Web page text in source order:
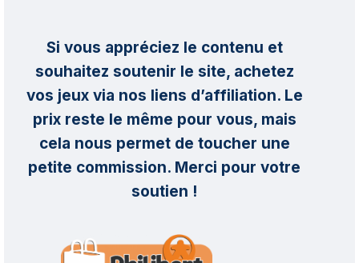
Si vous appréciez le contenu et
souhaitez soutenir le site, achetez
vos jeux via nos liens d’affiliation. Le
prix reste le même pour vous, mais
cela nous permet de toucher une
petite commission. Merci pour votre
soutien !